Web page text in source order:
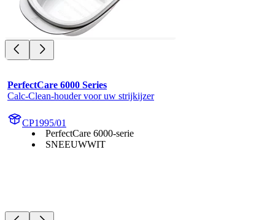
PerfectCare 6000 Series
Calc-Clean-houder voor uw strijkijzer
CP1995/01
PerfectCare 6000-serie
SNEEUWWIT